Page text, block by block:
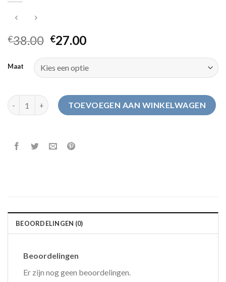
€38.00 €27.00
Maat
vrouwen sloffen aantalTOEVOEGEN AAN WINKELWAGEN
BEOORDELINGEN (0)
Beoordelingen
Er zijn nog geen beoordelingen.